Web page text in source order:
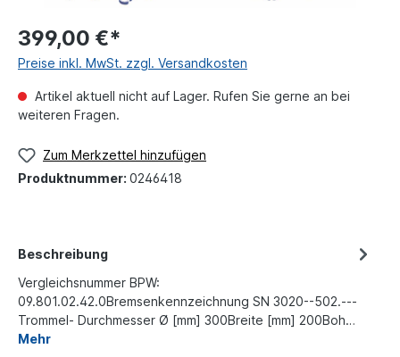
399,00 €*
Preise inkl. MwSt. zzgl. Versandkosten
Artikel aktuell nicht auf Lager. Rufen Sie gerne an bei
weiteren Fragen.
Zum Merkzettel hinzufügen
Produktnummer: 0246418
Beschreibung
Vergleichsnummer BPW:
09.801.02.42.0Bremsenkennzeichnung SN 3020--502.---
Trommel- Durchmesser Ø [mm] 300Breite [mm] 200Boh…
Mehr